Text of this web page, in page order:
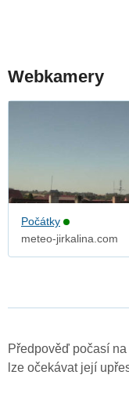
Webkamery
Počátky
meteo-jirkalina.com
Předpověď počasí
lze očekávat její